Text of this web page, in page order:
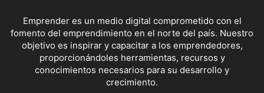
Emprender es un medio digital comprometido con el
fomento del emprendimiento en el norte del país. Nuestro
objetivo es inspirar y capacitar a los emprendedores,
proporcionándoles herramientas, recursos y
conocimientos necesarios para su desarrollo y
crecimiento.